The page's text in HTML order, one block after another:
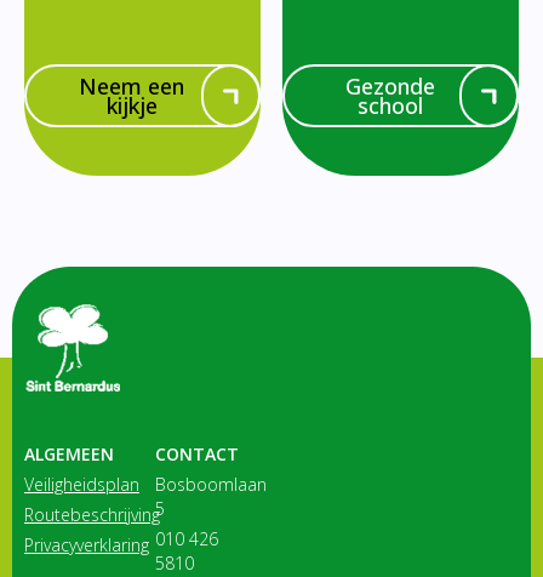
Neem een
kijkje
Gezonde
school
ALGEMEEN
Veiligheidsplan
Routebeschrijving
Privacyverklaring
CONTACT
Bosboomlaan
5
010 426
5810